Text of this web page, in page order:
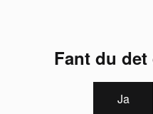
Fant du
Ja